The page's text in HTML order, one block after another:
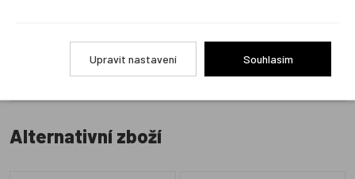
Alternativní zboží
Upravit nastavení Souhlasím